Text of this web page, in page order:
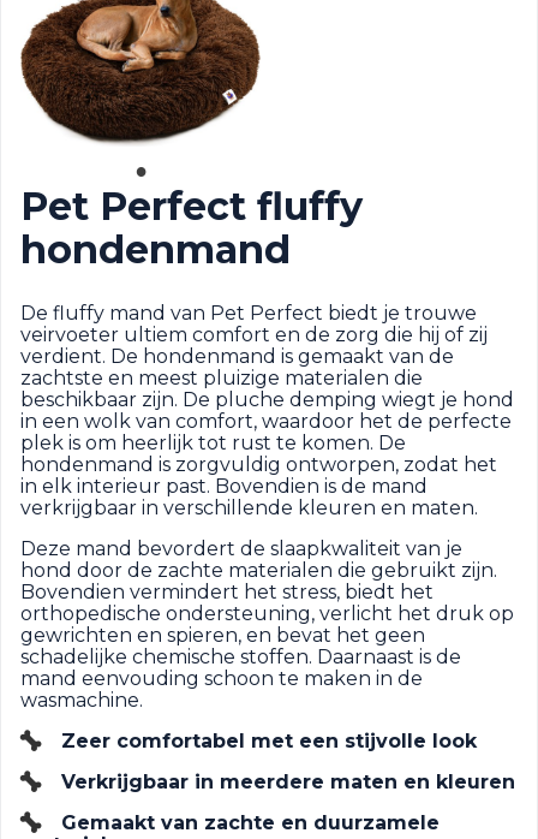
Pet Perfect fluffy
hondenmand
De fluffy mand van Pet Perfect biedt je trouwe
veirvoeter ultiem comfort en de zorg die hij of zij
verdient. De hondenmand is gemaakt van de
zachtste en meest pluizige materialen die
beschikbaar zijn. De pluche demping wiegt je hond
in een wolk van comfort, waardoor het de perfecte
plek is om heerlijk tot rust te komen. De
hondenmand is zorgvuldig ontworpen, zodat het
in elk interieur past. Bovendien is de mand
verkrijgbaar in verschillende kleuren en maten.
Deze mand bevordert de slaapkwaliteit van je
hond door de zachte materialen die gebruikt zijn.
Bovendien vermindert het stress, biedt het
orthopedische ondersteuning, verlicht het druk op
gewrichten en spieren, en bevat het geen
schadelijke chemische stoffen. Daarnaast is de
mand eenvouding schoon te maken in de
wasmachine.
Zeer comfortabel met een stijvolle look
Verkrijgbaar in meerdere maten en kleuren
Gemaakt van zachte en duurzamele